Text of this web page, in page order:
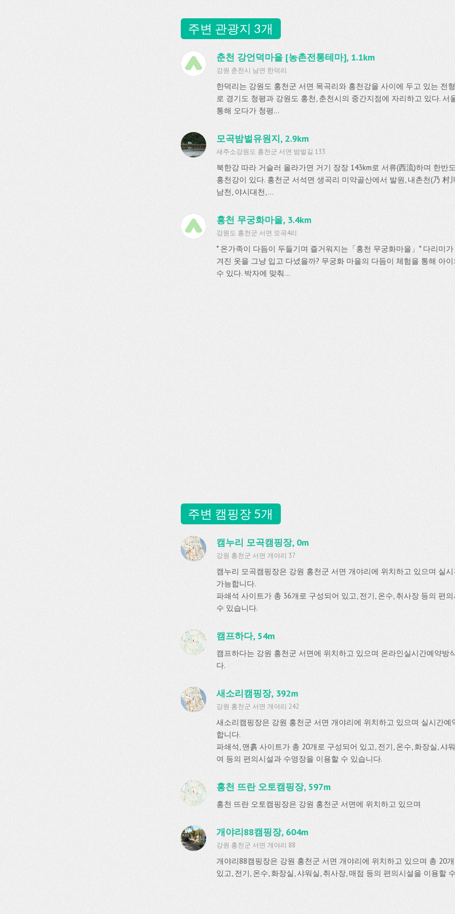
주변 관광지 3개
춘천 강언덕마을 [농촌전통테마], 1.1km
강원 춘천시 남면 한덕리
한덕리는 강원도 홍천군 서면 목곡리와 홍천강을 사이에 두고 있는 전
로 경기도 청평과 강원도 홍천, 춘천시의 중간지점에 자리하고 있다. 서
통해 오다가 청평...
모곡밤벌유원지, 2.9km
새주소강원도 홍천군 서면 밤벌길 133
북한강 따라 거슬러 올라가면 거기 장장 143km로 서류(西流)하며 한반
홍천강이 있다. 홍천군 서석면 생곡리 미약골산에서 발원, 내촌천(乃 村
남천, 야시대천, ...
홍천 무궁화마을, 3.4km
강원도 홍천군 서면 모곡4리
* 온가족이 다듬이 두들기며 즐거워지는「홍천 무궁화마을」* 다리미
겨진 옷을 그냥 입고 다녔을까? 무궁화 마을의 다듬이 체험을 통해 아
수 있다. 박자에 맞춰...
주변 캠핑장 5개
캠누리 모곡캠핑장, 0m
강원 홍천군 서면 개야리 37
캠누리 모곡캠핑장은 강원 홍천군 서면 개야리에 위치하고 있으며 실
가능합니다.
파쇄석 사이트가 총 36개로 구성되어 있고, 전기, 온수, 취사장 등의 편
수 있습니다.
캠프하다, 54m
캠프하다는 강원 홍천군 서면에 위치하고 있으며 온라인실시간예약방
다.
새소리캠핑장, 392m
강원 홍천군 서면 개야리 242
새소리캠핑장은 강원 홍천군 서면 개야리에 위치하고 있으며 실시간예
합니다.
파쇄석, 맨흙 사이트가 총 20개로 구성되어 있고, 전기, 온수, 화장실, 샤
여 등의 편의시설과 수영장을 이용할 수 있습니다.
홍천 뜨란 오토캠핑장, 597m
홍천 뜨란 오토캠핑장은 강원 홍천군 서면에 위치하고 있으며
개야리88캠핑장, 604m
강원 홍천군 서면 개야리 88
개야리88캠핑장은 강원 홍천군 서면 개야리에 위치하고 있으며 총 20
있고, 전기, 온수, 화장실, 샤워실, 취사장, 매점 등의 편의시설을 이용할